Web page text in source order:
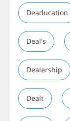
Deaducation
Deal's
Dealership
Dealt